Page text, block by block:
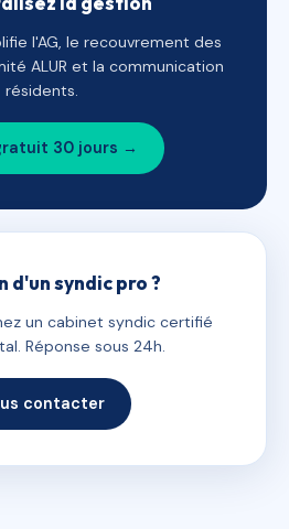
l'AG, le recouvrement des
ALUR et la communication
résidents.
30 jours →
d'un syndic pro ?
un cabinet syndic certifié
Réponse sous 24h.
contacter